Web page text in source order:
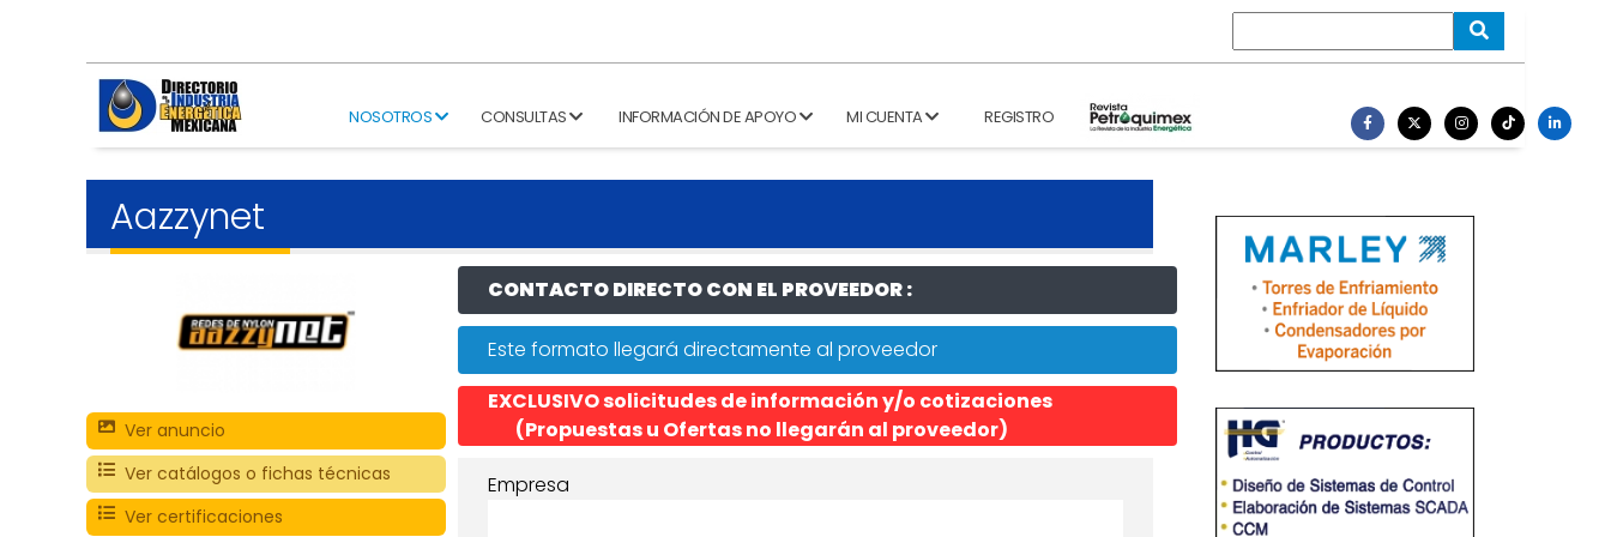
NOSOTROS CONSULTAS INFORMACIÓN DE APOYO MI CUENTA REGISTRO
Aazzynet
Ver anuncio
Ver catálogos o fichas técnicas
Ver certificaciones
CONTACTO DIRECTO CON EL PROVEEDOR :
Este formato llegará directamente al proveedor
EXCLUSIVO solicitudes de información y/o cotizaciones
(Propuestas u Ofertas no llegarán al proveedor)
Empresa